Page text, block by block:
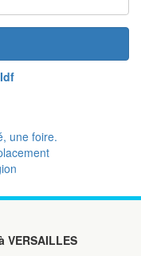
une foire.
VERSAILLES